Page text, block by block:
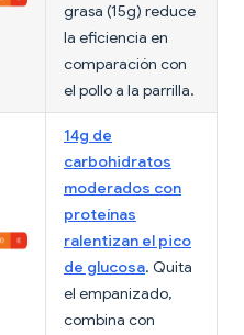
grasa (15g) reduce
la eficiencia en
comparación con
el pollo a la parrilla.
14g de
carbohidratos
moderados con
proteínas
ralentizan el pico
de glucosa. Quita
el empanizado,
combina con